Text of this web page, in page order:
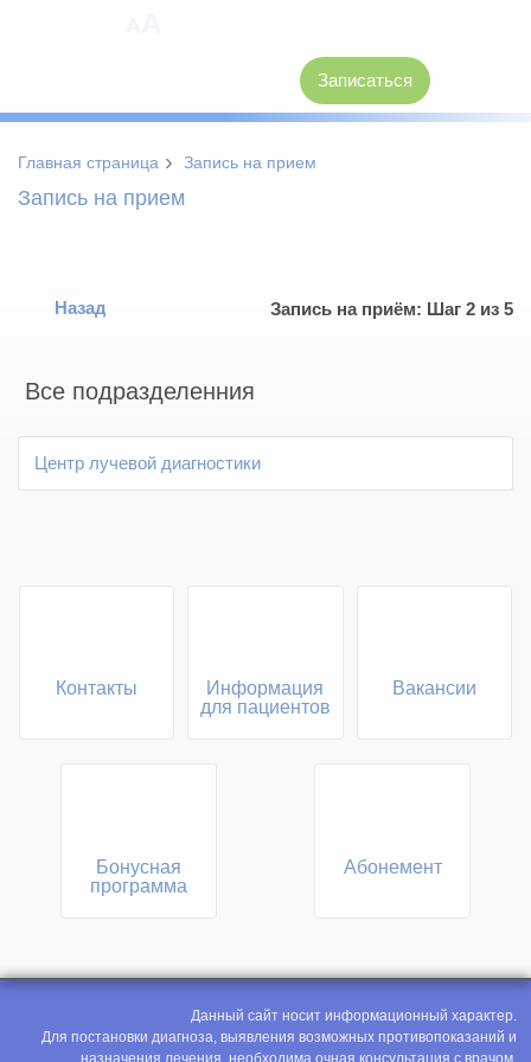
Записаться
Главная страница › Запись на прием
Запись на прием
Назад Запись на приём: Шаг 2 из 5
Все подразделенния
Центр лучевой диагностики
Контакты
Информация
для пациентов
Вакансии
Бонусная
программа
Абонемент
Данный сайт носит информационный характер.
Для постановки диагноза, выявления возможных противопоказаний и